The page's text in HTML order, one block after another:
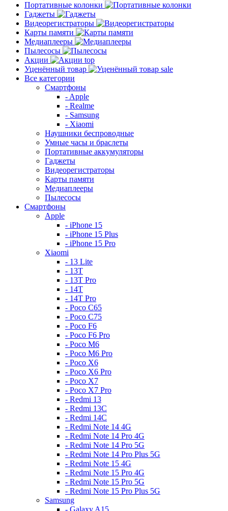
Портативные колонки
Гаджеты
Видеорегистраторы
Карты памяти
Медиаплееры
Пылесосы
Акции
top
Уценённый товар
sale
Все категории
Смартфоны
- Apple
- Realme
- Samsung
- Xiaomi
Наушники беспроводные
Умные часы и браслеты
Портативные аккумуляторы
Гаджеты
Видеорегистраторы
Карты памяти
Медиаплееры
Пылесосы
Смартфоны
Apple
- iPhone 15
- iPhone 15 Plus
- iPhone 15 Pro
Xiaomi
- 13 Lite
- 13T
- 13T Pro
- 14T
- 14T Pro
- Poco C65
- Poco C75
- Poco F6
- Poco F6 Pro
- Poco M6
- Poco M6 Pro
- Poco X6
- Poco X6 Pro
- Poco X7
- Poco X7 Pro
- Redmi 13
- Redmi 13C
- Redmi 14C
- Redmi Note 14 4G
- Redmi Note 14 Pro 4G
- Redmi Note 14 Pro 5G
- Redmi Note 14 Pro Plus 5G
- Redmi Note 15 4G
- Redmi Note 15 Pro 4G
- Redmi Note 15 Pro 5G
- Redmi Note 15 Pro Plus 5G
Samsung
- Galaxy A15